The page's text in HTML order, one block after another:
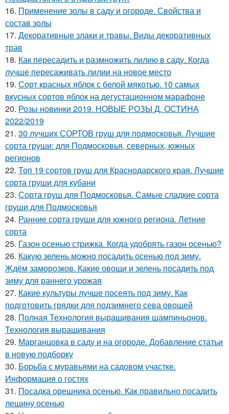
16. Применение золы в саду и огороде. Свойства и
состав золы
17. Декоративные злаки и травы. Виды декоративных
трав
18. Как пересадить и размножить лилию в саду. Когда
лучше пересаживать лилии на новое место
19. Сорт красных яблок с белой мякотью. 10 самых
вкусных сортов яблок на дегустационном марафоне
20. Розы новинки 2019. НОВЫЕ РОЗЫ Д. ОСТИНА
2022/2019
21. 30 лучших СОРТОВ груш для подмосковья. Лучшие
сорта груши: для Подмосковья, северных, южных
регионов
22. Топ 19 сортов груш для Краснодарского края. Лучшие
сорта груши для кубани
23. Сорта груш для Подмосковья. Самые сладкие сорта
груши для Подмосковья
24. Ранние сорта груши для южного региона. Летние
сорта
25. Газон осенью стрижка. Когда удобрять газон осенью?
26. Какую зелень можно посадить осенью под зиму.
Ждём заморозков. Какие овощи и зелень посадить под
зиму для раннего урожая
27. Какие культуры лучше посеять под зиму. Как
подготовить грядки для подзимнего сева овощей
28. Полная Технология выращивания шампиньонов.
Технология выращивания
29. Марганцовка в саду и на огороде. Добавление статьи
в новую подборку
30. Борьба с муравьями на садовом участке.
Информация о гостях
31. Посадка орешника осенью. Как правильно посадить
лещину осенью